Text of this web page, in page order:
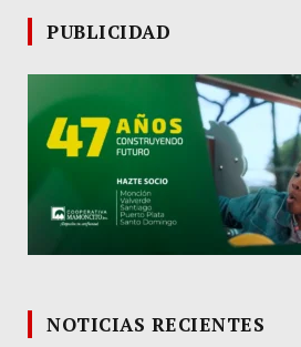
PUBLICIDAD
NOTICIAS RECIENTES